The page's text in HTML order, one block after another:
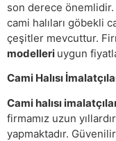
son derece önemlidir.
cami halıları göbekli
çeşitler mevcuttur.
modelleri uygun
Cami Halısı
Cami halısı
firmamız uzun
yapmaktadır.